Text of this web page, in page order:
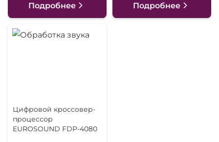
Подробнее Подробнее
Цифровой кроссовер-
процессор
EUROSOUND FDP-4080